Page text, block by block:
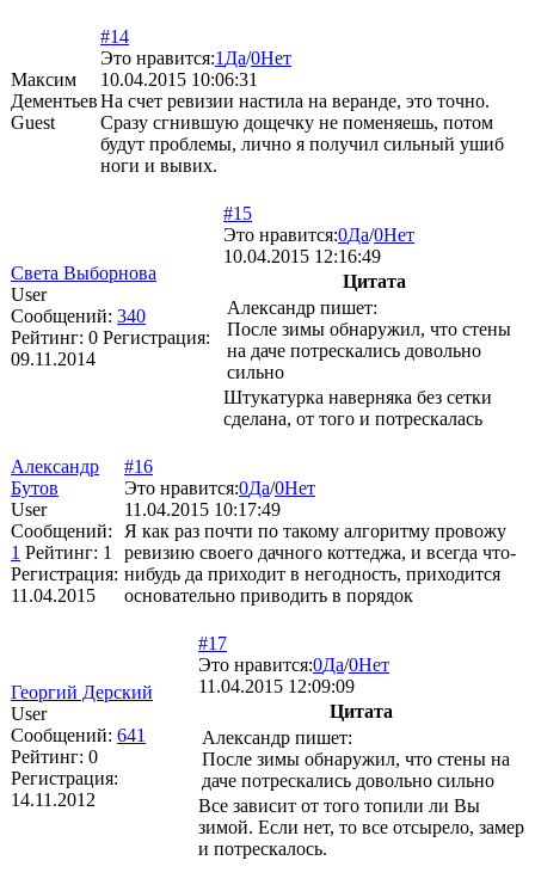
Максим
Дементьев
Guest
#14
Это нравится:1 Да/0Нет
10.04.2015 10:06:31
На счет ревизии настила на веранде, это точно.
Сразу сгнившую дощечку не поменяешь, потом
будут проблемы, лично я получил сильный ушиб
ноги и вывих.
Света Выборнова
User
Сообщений: 340
Рейтинг: 0 Регистрация:
09.11.2014
#15
Это нравится:0Да/0Нет
10.04.2015 12:16:49
Цитата
Александр пишет:
После зимы обнаружил, что стены
на даче потрескались довольно
сильно
Штукатурка наверняка без сетки
сделана, от того и потрескалась
Александр
Бутов
User
Сообщений:
1 Рейтинг: 1
Регистрация:
11.04.2015
#16
Это нравится:0Да/0Нет
11.04.2015 10:17:49
Я как раз почти по такому алгоритму провожу
ревизию своего дачного коттеджа, и всегда что-
нибудь да приходит в негодность, приходится
основательно приводить в порядок
Георгий Дерский
User
Сообщений: 641
Рейтинг: 0
Регистрация:
14.11.2012
#17
Это нравится:0Да/0Нет
11.04.2015 12:09:09
Цитата
Александр пишет:
После зимы обнаружил, что стены на
даче потрескались довольно сильно
Все зависит от того топили ли Вы
зимой. Если нет, то все отсырело, замер
и потрескалось.